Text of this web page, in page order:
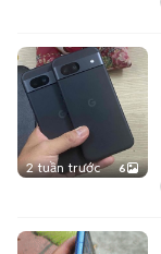
2 tuần trước 6